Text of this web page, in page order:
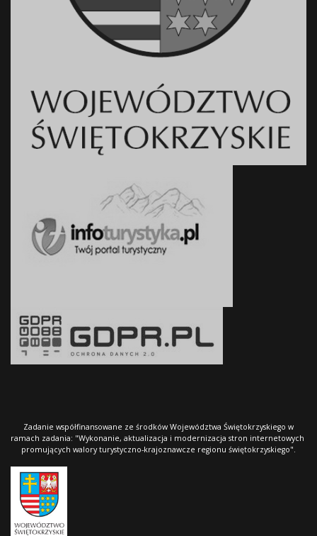
Zadanie współfinansowane ze środków Województwa Świętokrzyskiego w
ramach zadania: "Wykonanie, aktualizacja i modernizacja stron internetowych
promujących walory turystyczno-krajoznawcze regionu świętokrzyskiego".